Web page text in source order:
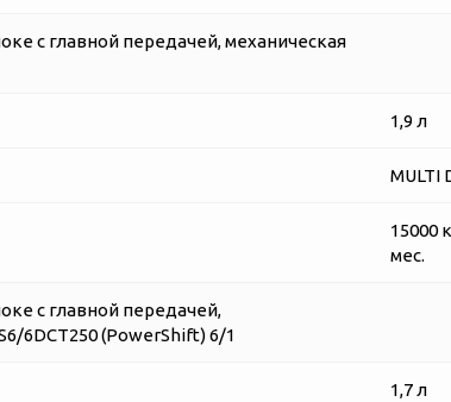
с главной передачей, механическая
1,9 л
MULTI
15000
мес.
с главной передачей,
6DCT250 (PowerShift) 6/1
1,7 л